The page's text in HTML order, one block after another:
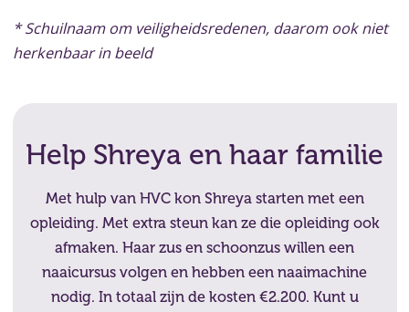
* Schuilnaam om veiligheidsredenen, daarom ook niet
herkenbaar in beeld
Help Shreya en haar familie
Met hulp van HVC kon Shreya starten met een
opleiding. Met extra steun kan ze die opleiding ook
afmaken. Haar zus en schoonzus willen een
naaicursus volgen en hebben een naaimachine
nodig. In totaal zijn de kosten €2.200. Kunt u